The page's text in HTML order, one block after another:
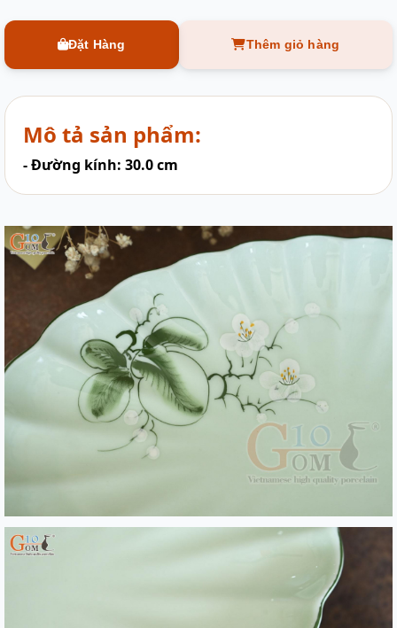
Đặt Hàng Thêm giỏ hàng
Mô tả sản phẩm:
- Đường kính: 30.0 cm